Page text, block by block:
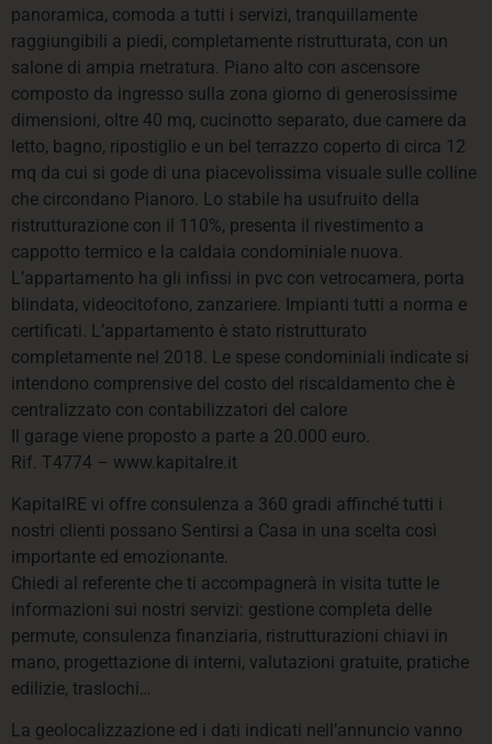
panoramica, comoda a tutti i servizi, tranquillamente
raggiungibili a piedi, completamente ristrutturata, con un
salone di ampia metratura. Piano alto con ascensore
composto da ingresso sulla zona giorno di generosissime
dimensioni, oltre 40 mq, cucinotto separato, due camere da
letto, bagno, ripostiglio e un bel terrazzo coperto di circa 12
mq da cui si gode di una piacevolissima visuale sulle colline
che circondano Pianoro. Lo stabile ha usufruito della
ristrutturazione con il 110%, presenta il rivestimento a
cappotto termico e la caldaia condominiale nuova.
L’appartamento ha gli infissi in pvc con vetrocamera, porta
blindata, videocitofono, zanzariere. Impianti tutti a norma e
certificati. L’appartamento è stato ristrutturato
completamente nel 2018. Le spese condominiali indicate si
intendono comprensive del costo del riscaldamento che è
centralizzato con contabilizzatori del calore
Il garage viene proposto a parte a 20.000 euro.
Rif. T4774 – www.kapitalre.it
KapitalRE vi offre consulenza a 360 gradi affinché tutti i
nostri clienti possano Sentirsi a Casa in una scelta così
importante ed emozionante.
Chiedi al referente che ti accompagnerà in visita tutte le
informazioni sui nostri servizi: gestione completa delle
permute, consulenza finanziaria, ristrutturazioni chiavi in
mano, progettazione di interni, valutazioni gratuite, pratiche
edilizie, traslochi…
La geolocalizzazione ed i dati indicati nell’annuncio vanno